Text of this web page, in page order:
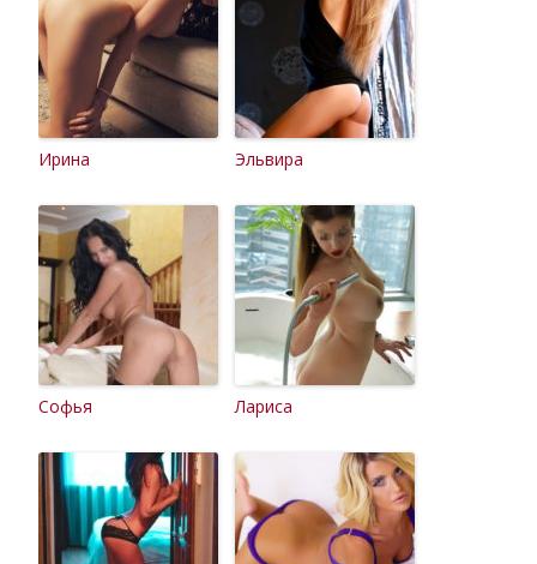
Ирина Эльвира
Софья Лариса